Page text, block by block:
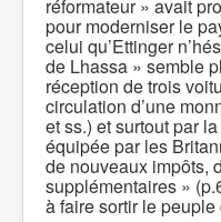
réformateur » avait
pour moderniser le
celui qu’Ettinger
de Lhassa » semble
réception de trois
circulation d’une
et ss.) et surtout par
équipée par les
de nouveaux impôts,
supplémentaires »
à faire sortir le